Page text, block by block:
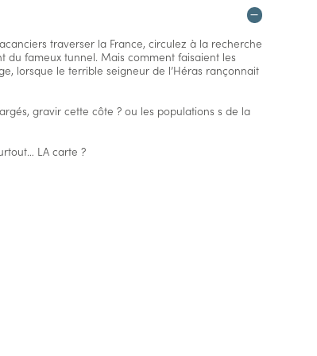
traverser la France, circulez à la recherche
du fameux tunnel. Mais comment faisaient les
lorsque le terrible seigneur de l’Héras rançonnait
gravir cette côte ? ou les populations s de la
LA carte ?